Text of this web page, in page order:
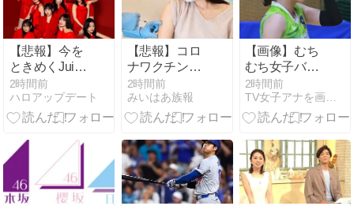
【悲報】今を
ときめくJuice
川嶋みっぷる
「ゆっぴょー
ーーん すきだ
→いいね数
「９」
2時間前
ハロアップデート
【悲報】コロ
ナワクチン打
たなかった結
果・・・・
2時間前
みいはあ族報
【画像】むち
むち女子バレ
ーボール選手
さん、マジで
脱いでしまう
ｗ
2時間前